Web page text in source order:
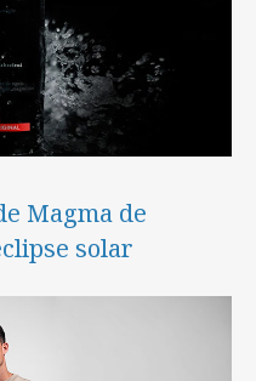
Magma de
solar